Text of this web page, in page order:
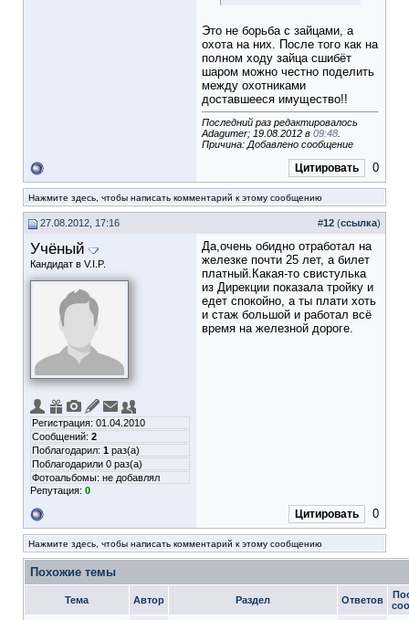
Это не борьба с зайцами, а
охота на них. После того как на
полном ходу зайца сшибёт
шаром можно честно поделить
между охотниками
доставшееся имущество!!
Последний раз редактировалось
Adagumer; 19.08.2012 в 09:48
Причина: Добавлено сообщение
Цитировать 0
Нажмите здесь, чтобы написать комментарий к этому сообщению
27.08.2012, 17:16 #12 (ссылка)
Учёный
Кандидат в V.I.P.
Регистрация: 01.04.2010
Сообщений: 2
Поблагодарил: 1 раз(а)
Поблагодарили 0 раз(а)
Фотоальбомы: не добавлял
Репутация: 0
Да,очень обидно отработал на
железке почти 25 лет, а билет
платный.Какая-то свистулька
из Дирекции показала тройку и
едет спокойно, а ты плати хоть
и стаж большой и работал всё
время на железной дороге.
Цитировать 0
Нажмите здесь, чтобы написать комментарий к этому сообщению
Похожие темы
Тема Автор Раздел Ответов